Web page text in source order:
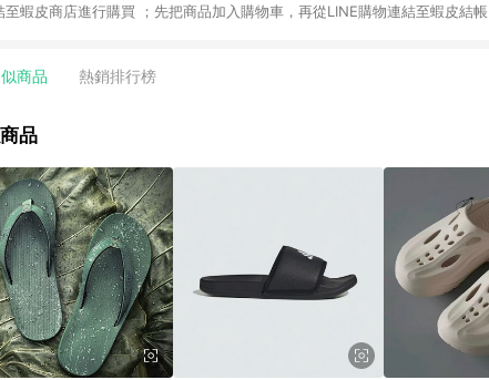
至蝦皮商店進行購買 ；先把商品加入購物車，再從LINE購物連結至蝦皮結
6. 用戶需於同一瀏覽器進行交易（若自動跳轉 APP，請在 APP交易）。 7.
天內未透過其他媒體來源導入蝦皮官網，則七天內於該蝦皮帳號下訂的首筆
可能無法收到點數，再請留意。 13. 請注意以下行為將可能導致無法取得
途徑及方式完成交易，或經由蝦皮系統判斷點擊路徑不符合回饋資格或規
+60天以內進行洽詢確認；超過60天(含)以上進行申訴，恕無法贈點回饋。
如於LINE購物訂單紀錄已呈現：「非本次前往蝦皮商店之品項，不符合回饋
如導購途中用戶由網頁版(電腦版/手機版網頁)切換為 App 會造成追蹤中斷而
中關閉蝦皮APP，則需重新透過LINE購物前往蝦皮商城，否則無法進行LINE POINTS
城將商品加入購物車，後續透過LINE購物前往至蝦皮商城將購物車結清，此
起購買蝦皮拍賣商品，不符合贈點資格 5. 透過LINE購物購買蝦皮站上「蝦皮推廣服務」之商品，不符
接收到點數回饋，蝦皮保有更改條款與法律追訴之權利 7.
物商品價格若與蝦皮賣場實際價格有異，以蝦皮賣場價格為準 8. 使用代繳
商品 熱銷排行榜
品